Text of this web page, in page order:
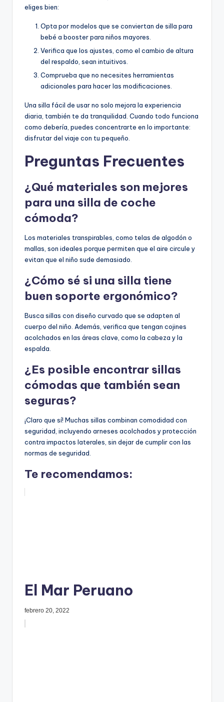
eliges bien:
Opta por modelos que se conviertan de silla para
bebé a booster para niños mayores.
Verifica que los ajustes, como el cambio de altura
del respaldo, sean intuitivos.
Comprueba que no necesites herramientas
adicionales para hacer las modificaciones.
Una silla fácil de usar no solo mejora la experiencia
diaria, también te da tranquilidad. Cuando todo funciona
como debería, puedes concentrarte en lo importante:
disfrutar del viaje con tu pequeño.
Preguntas Frecuentes
¿Qué materiales son mejores
para una silla de coche
cómoda?
Los materiales transpirables, como telas de algodón o
mallas, son ideales porque permiten que el aire circule y
evitan que el niño sude demasiado.
¿Cómo sé si una silla tiene
buen soporte ergonómico?
Busca sillas con diseño curvado que se adapten al
cuerpo del niño. Además, verifica que tengan cojines
acolchados en las áreas clave, como la cabeza y la
espalda.
¿Es posible encontrar sillas
cómodas que también sean
seguras?
¡Claro que sí! Muchas sillas combinan comodidad con
seguridad, incluyendo arneses acolchados y protección
contra impactos laterales, sin dejar de cumplir con las
normas de seguridad.
Te recomendamos:
El Mar Peruano
febrero 20, 2022